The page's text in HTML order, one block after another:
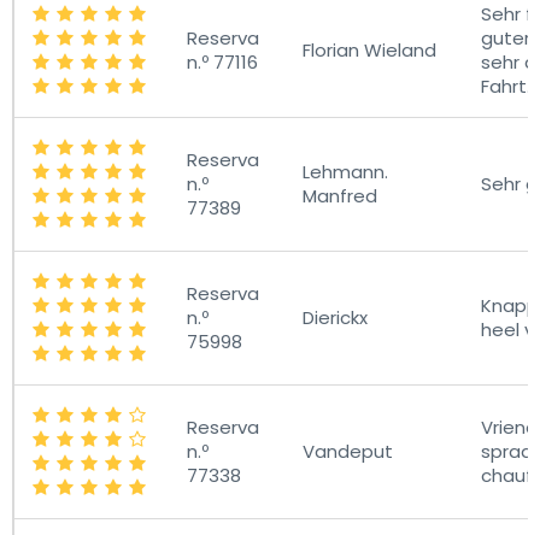
Reserva
n.º 77116
Florian Wieland
Sehr
guter
sehr
Fahrt.
Reserva
n.º
77389
Lehmann.
Manfred
Sehr
Reserva
n.º
75998
Dierickx
heel
Reserva
n.º
77338
Vandeput